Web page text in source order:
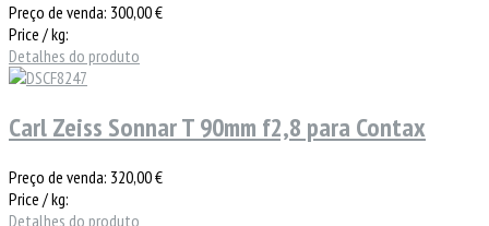
Preço de venda: 300,00 €
Price / kg:
Detalhes do produto
Carl Zeiss Sonnar T 90mm f2,8 para Contax
Preço de venda: 320,00 €
Price / kg:
Detalhes do produto